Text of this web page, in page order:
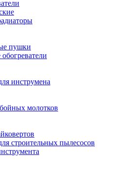
пушки
инструмена
молотков
строительных пылесосов